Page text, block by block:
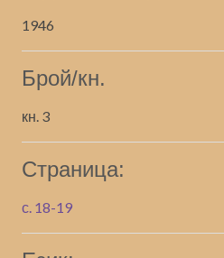
1946
Брой/кн.
кн. 3
Страница:
с. 18-19